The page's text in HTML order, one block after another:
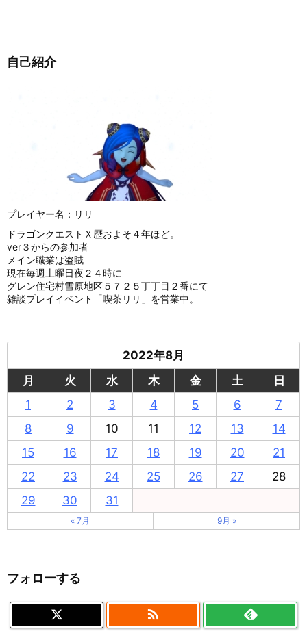
自己紹介
プレイヤー名：リリ
ドラゴンクエストＸ歴およそ４年ほど。
ver３からの参加者
メイン職業は盗賊
現在毎週土曜日夜２４時に
グレン住宅村雪原地区５７２５丁丁目２番にて
雑談プレイイベント「喫茶リリ」を営業中。
2022年8月
月
火 水 木 金 土
日
1
2 3 4 5 6
7
8
9 10 11 12 13
14
15
16 17 18 19 20
21
22
23 24 25 26 27
28
29
30 31
« 7月 9月 »
フォローする
